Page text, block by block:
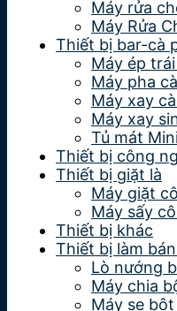
Máy rửa
Máy Rửa
Thiết bị bar-cà
Máy ép
Máy pha
Máy xay
Máy xay
Tủ mát
Thiết bị công
Thiết bị giặt là
Máy giặt
Máy sấy
Thiết bị khác
Thiết bị làm
Lò nướng
Máy chia
Máy se bột